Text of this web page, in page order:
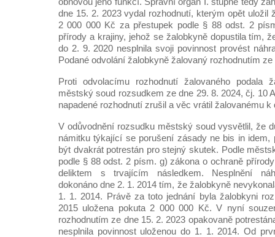
dne 15. 2. 2023 vydal rozhodnutí, kterým opět uložil
2 000 000 Kč za přestupek podle § 88 odst. 2
přírody a krajiny, jehož se žalobkyně dopustila tím,
do 2. 9. 2020 nesplnila svoji povinnost provést
Podané odvolání žalobkyně žalovaný rozhodnutím
Proti odvolacímu rozhodnutí žalovaného podala
městský soud rozsudkem ze dne 29. 8. 2024, čj. 10
napadené rozhodnutí zrušil a věc vrátil žalovanému
V odůvodnění rozsudku městský soud vysvětlil, že
námitku týkající se porušení zásady ne bis in idem,
být dvakrát potrestán pro stejný skutek. Podle
podle § 88 odst. 2 písm. g) zákona o ochraně
deliktem s trvajícím následkem. Nesplnění
dokonáno dne 2. 1. 2014 tím, že žalobkyně
1. 1. 2014. Právě za toto jednání byla žalobkyni
2015 uložena pokuta 2 000 000 Kč. V nyní
rozhodnutím ze dne 15. 2. 2023 opakovaně
nesplnila povinnost uloženou do 1. 1. 2014. Od